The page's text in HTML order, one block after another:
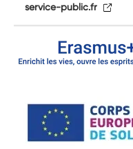
service-public.fr